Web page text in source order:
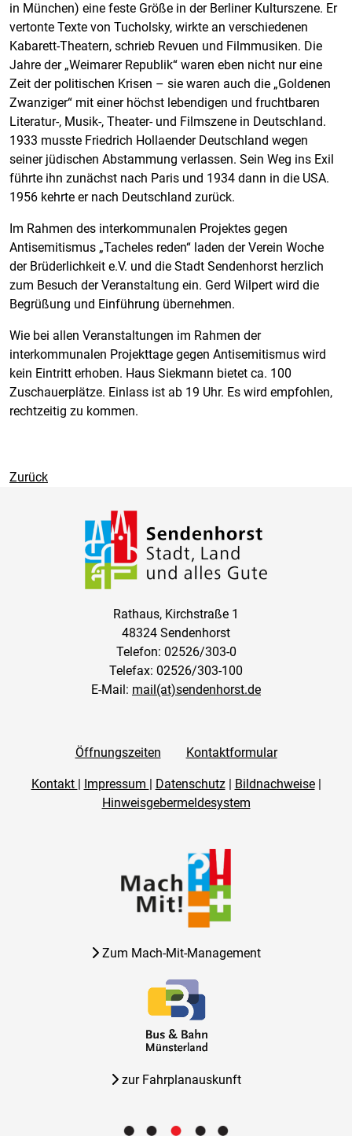
in München) eine feste Größe in der Berliner Kulturszene. Er
vertonte Texte von Tucholsky, wirkte an verschiedenen
Kabarett-Theatern, schrieb Revuen und Filmmusiken. Die
Jahre der „Weimarer Republik“ waren eben nicht nur eine
Zeit der politischen Krisen – sie waren auch die „Goldenen
Zwanziger“ mit einer höchst lebendigen und fruchtbaren
Literatur-, Musik-, Theater- und Filmszene in Deutschland.
1933 musste Friedrich Hollaender Deutschland wegen
seiner jüdischen Abstammung verlassen. Sein Weg ins Exil
führte ihn zunächst nach Paris und 1934 dann in die USA.
1956 kehrte er nach Deutschland zurück.
Im Rahmen des interkommunalen Projektes gegen
Antisemitismus „Tacheles reden“ laden der Verein Woche
der Brüderlichkeit e.V. und die Stadt Sendenhorst herzlich
zum Besuch der Veranstaltung ein. Gerd Wilpert wird die
Begrüßung und Einführung übernehmen.
Wie bei allen Veranstaltungen im Rahmen der
interkommunalen Projekttage gegen Antisemitismus wird
kein Eintritt erhoben. Haus Siekmann bietet ca. 100
Zuschauerplätze. Einlass ist ab 19 Uhr. Es wird empfohlen,
rechtzeitig zu kommen.
Zurück
Rathaus, Kirchstraße 1
48324 Sendenhorst
Telefon: 02526/303-0
Telefax: 02526/303-100
E-Mail: mail(at)sendenhorst.de
Öffnungszeiten Kontaktformular
Kontakt Impressum Datenschutz| Bildnachweise|
Hinweisgebermeldesystem
Zum Mach-Mit-Management
zur Fahrplanauskunft